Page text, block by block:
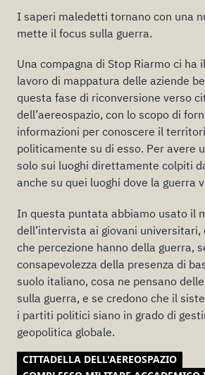
I saperi maledetti tornano con una
mette il focus sulla guerra.
Una compagna di Stop Riarmo ci ha
lavoro di mappatura delle aziende
questa fase di riconversione verso
dell’aereospazio, con lo scopo di
informazioni per conoscere il
politicamente su di esso. Per avere
solo sui luoghi direttamente colpiti
anche su quei luoghi dove la guerra
In questa puntata abbiamo usato il
dell’intervista ai giovani universitari,
che percezione hanno della guerra,
consapevolezza della presenza di
suolo italiano, cosa ne pensano
sulla guerra, e se credono che il
i partiti politici siano in grado di
geopolitica globale.
CITTADELLA DELL'AEREOSPAZIO